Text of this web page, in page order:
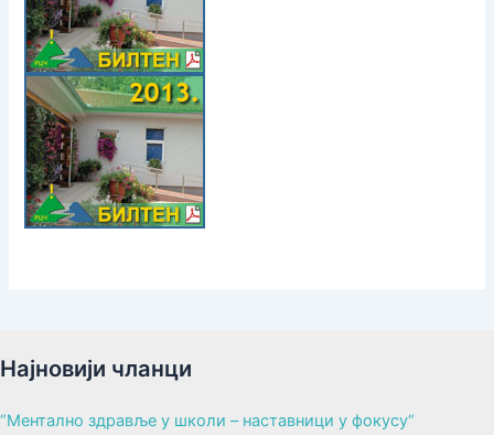
Најновији чланци
“Ментално здравље у школи – наставници у фокусу“